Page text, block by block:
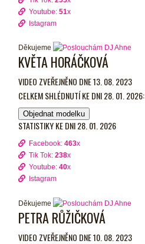
Youtube:51x
Istagram
Děkujeme
KVĚTA HORÁČKOVÁ
VIDEO ZVEŘEJNĚNO DNE 13. 08. 2023
CELKEM SHLÉDNUTÍ KE DNI 28. 01. 2026:
Objednat modelku
STATISTIKY KE DNI 28. 01. 2026
Facebook:463x
Tik Tok:238x
Youtube:40x
Istagram
Děkujeme
PETRA RŮŽIČKOVÁ
VIDEO ZVEŘEJNĚNO DNE 10. 08. 2023